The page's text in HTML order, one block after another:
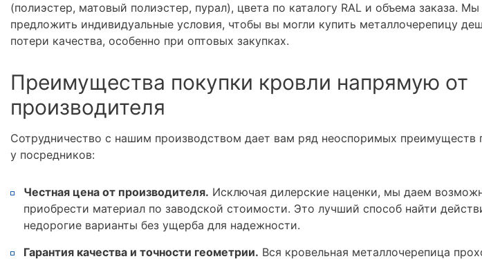
(полиэстер, матовый полиэстер, пурал), цвета по каталогу RAL и объема заказа. Мы
предложить индивидуальные условия, чтобы вы могли купить металлочерепицу
потери качества, особенно при оптовых закупках.
Преимущества покупки кровли напрямую от
производителя
Сотрудничество с нашим производством дает вам ряд неоспоримых преимуществ
у посредников:
Честная цена от производителя. Исключая дилерские наценки, мы даем
приобрести материал по заводской стоимости. Это лучший способ найти
недорогие варианты без ущерба для надежности.
Гарантия качества и точности геометрии. Вся кровельная металлочерепица